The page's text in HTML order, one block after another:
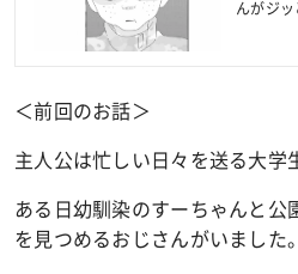
んがジ
＜前回のお話＞
主人公は忙しい日々を送る大学
ある日幼馴染のすーちゃんと公
を見つめるおじさんがいました。